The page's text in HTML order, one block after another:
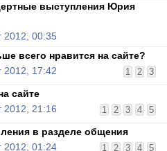
выступления Юрия
2012, 00:35
всего нравится на сайте?
1 2 3
2012, 17:42
сайте
1 2 3 4 5
2012, 21:16
в разделе общения
1 2 3 4 5
2012, 01:24